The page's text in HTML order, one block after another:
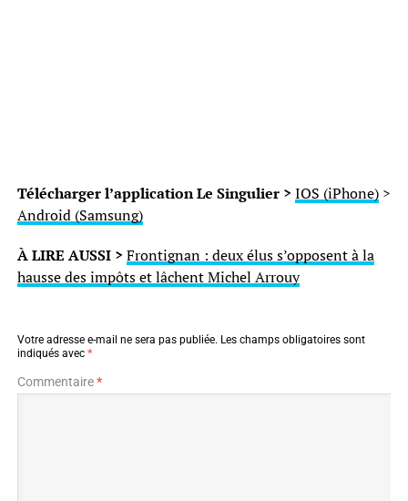
Télécharger l’application Le Singulier > IOS (iPhone)>
Android (Samsung)
À LIRE AUSSI > Frontignan : deux élus s’opposent à la
hausse des impôts et lâchent Michel Arrouy
Votre adresse e-mail ne sera pas publiée. Les champs obligatoires sont
indiqués avec *
Commentaire*